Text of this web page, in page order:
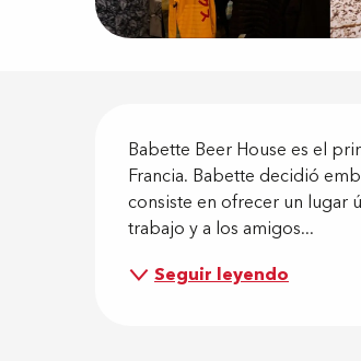
Babette Beer House es el
Francia. Babette decidió
consiste en ofrecer un lugar
trabajo y a los amigos...
Seguir leyendo